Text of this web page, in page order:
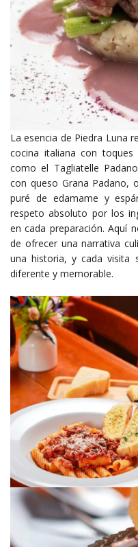
La esencia de Piedra Luna
cocina italiana con toques
como el Tagliatelle
con queso Grana Padano,
puré de edamame y
respeto absoluto por los
en cada preparación. Aquí
de ofrecer una narrativa
una historia, y cada visita
diferente y memorable.